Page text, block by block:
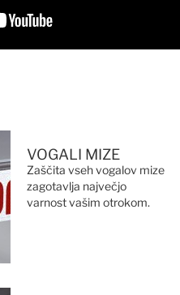
VOGALI MIZE
Zaščita vseh vogalov mize
zagotavlja največjo
varnost vašim otrokom.